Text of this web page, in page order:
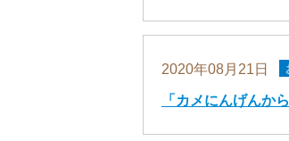
2020年08月21日
「カメにんげんか